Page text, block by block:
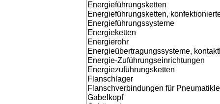
Energieführungsketten
Energieführungsketten,
Energieführungssysteme
Energieketten
Energierohr
Energieübertragungssysteme,
Energie-Zuführungseinrichtungen
Energiezuführungsketten
Flanschlager
Flanschverbindungen für
Gabelkopf